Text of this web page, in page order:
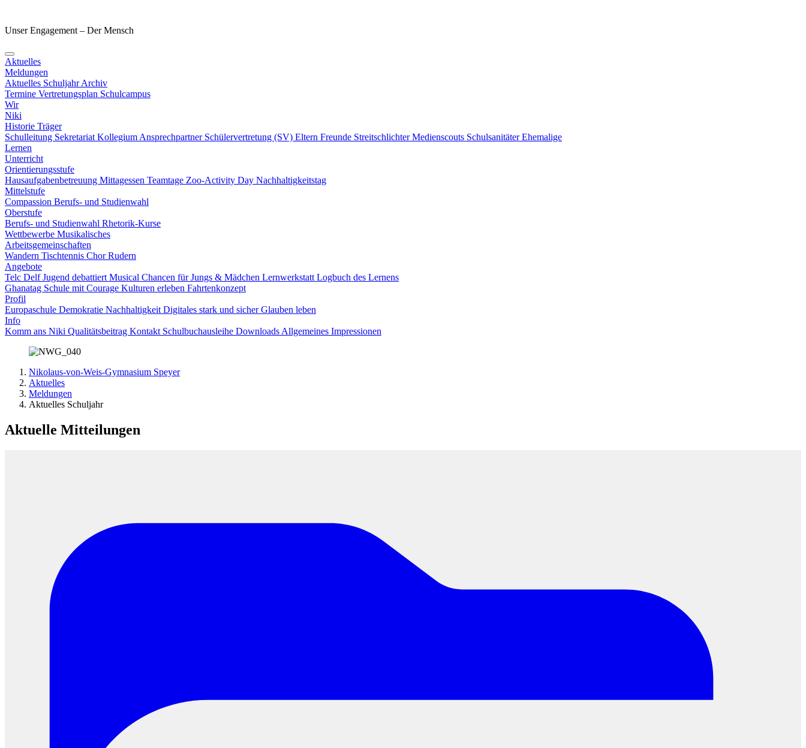
Unser Engagement – Der Mensch
Aktuelles
Meldungen
Aktuelles SchuljahrArchiv
Termine Vertretungsplan Schulcampus
Wir
Niki
Historie Träger
Schulleitung Sekretariat Kollegium Ansprechpartner Schülervertretung (SV) Eltern Freunde StreitschlichterMedienscouts SchulsanitäterEhemalige
Lernen
Unterricht
Orientierungsstufe
Hausaufgabenbetreuung Mittagessen Teamtage Zoo-Activity Day Nachhaltigkeitstag
Mittelstufe
Compassion Berufs- und Studienwahl
Oberstufe
Berufs- und Studienwahl Rhetorik-Kurse
Wettbewerbe Musikalisches
Arbeitsgemeinschaften
Wandern Tischtennis ChorRudern
Angebote
Telc DelfJugend debattiert Musical Chancen für Jungs & Mädchen Lernwerkstatt Logbuch des Lernens
Ghanatag Schule mit Courage Kulturen erleben Fahrtenkonzept
Profil
Europaschule Demokratie Nachhaltigkeit Digitales stark und sicherGlauben leben
Info
Komm ans Niki Qualitätsbeitrag Kontakt Schulbuchausleihe Downloads Allgemeines Impressionen
Nikolaus-von-Weis-Gymnasium Speyer
Aktuelles
Meldungen
Aktuelles Schuljahr
Aktuelle Mitteilungen